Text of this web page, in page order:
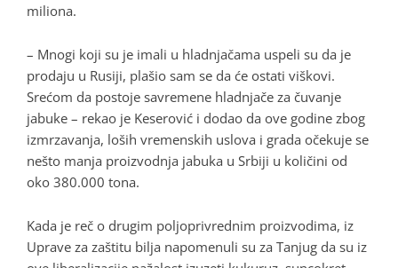
miliona.
– Mnogi koji su je imali u hladnjačama uspeli su da je
prodaju u Rusiji, plašio sam se da će ostati viškovi.
Srećom da postoje savremene hladnjače za čuvanje
jabuke – rekao je Keserović i dodao da ove godine zbog
izmrzavanja, loših vremenskih uslova i grada očekuje se
nešto manja proizvodnja jabuka u Srbiji u količini od
oko 380.000 tona.
Kada je reč o drugim poljoprivrednim proizvodima, iz
Uprave za zaštitu bilja napomenuli su za Tanjug da su iz